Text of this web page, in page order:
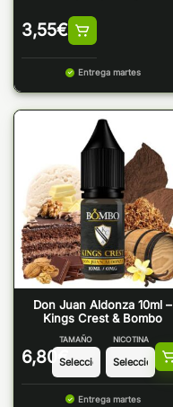
3,55€
Entrega martes
Don Juan Aldonza 10ml –
Kings Crest & Bombo
6,80 €
TAMAÑO NICOTINA
Entrega martes